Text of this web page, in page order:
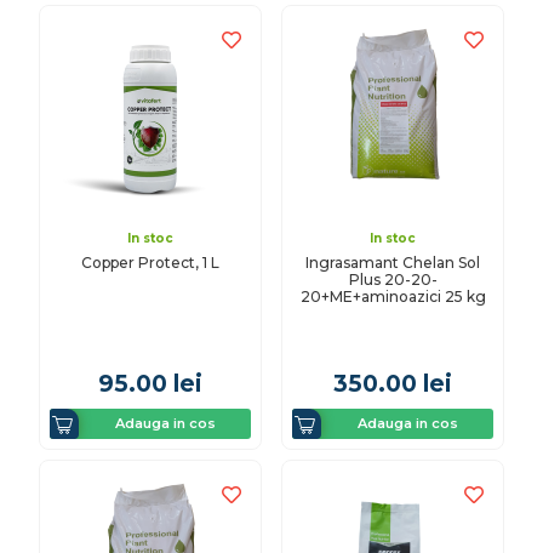
In stoc
Copper Protect, 1 L
95.00 lei
Adauga in cos
In stoc
Ingrasamant Chelan Sol
Plus 20-20-
20+ME+aminoazici 25 kg
350.00 lei
Adauga in cos